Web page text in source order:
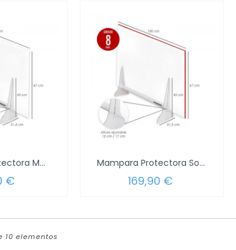
Mampara Protectora Mostrador Metacrilato...
€
Mampara Protectora Sobremesa Metacrilato...
169,90 €
10 elementos